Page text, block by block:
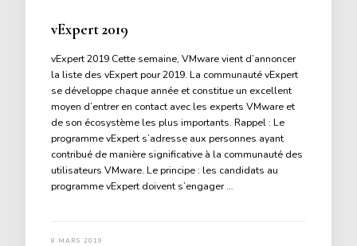
vExpert 2019
vExpert 2019 Cette semaine, VMware vient d’annoncer
la liste des vExpert pour 2019. La communauté vExpert
se développe chaque année et constitue un excellent
moyen d’entrer en contact avec les experts VMware et
de son écosystème les plus importants. Rappel : Le
programme vExpert s’adresse aux personnes ayant
contribué de manière significative à la communauté des
utilisateurs VMware. Le principe : les candidats au
programme vExpert doivent s’engager …
8 MARS 2019